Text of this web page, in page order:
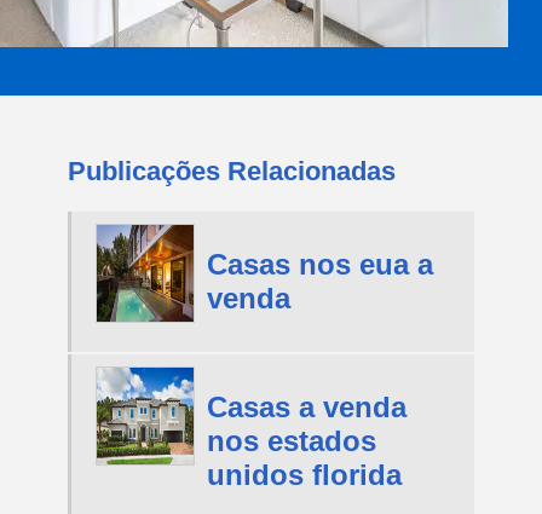
Publicações Relacionadas
Casas nos eua a
venda
Casas a venda
nos estados
unidos florida